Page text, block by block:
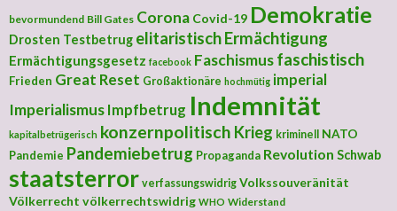
bevormundend Bill Gates Corona Covid-19 Demokratie
Drosten Testbetrug elitaristischErmächtigung
Ermächtigungsgesetz facebook Faschismusfaschistisch
Frieden Great Reset Großaktionäre hochmütig imperial
Imperialismus Impfbetrug Indemnität
kapitalbetrügerisch konzernpolitisch Krieg kriminell
NATO
Pandemie Pandemiebetrug Propaganda Revolution Schwab
staatsterror verfassungswidrig Volkssouveränität
Völkerrecht völkerrechtswidrig WHO Widerstand